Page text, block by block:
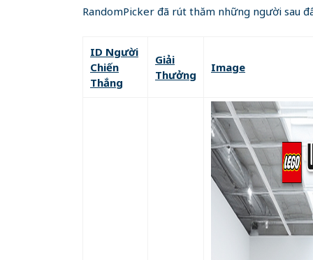
RandomPicker đã rút thăm những người sau
ID Người
Chiến
Thắng
Giải
Thưởng
Image